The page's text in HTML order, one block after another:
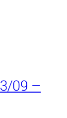
09 –